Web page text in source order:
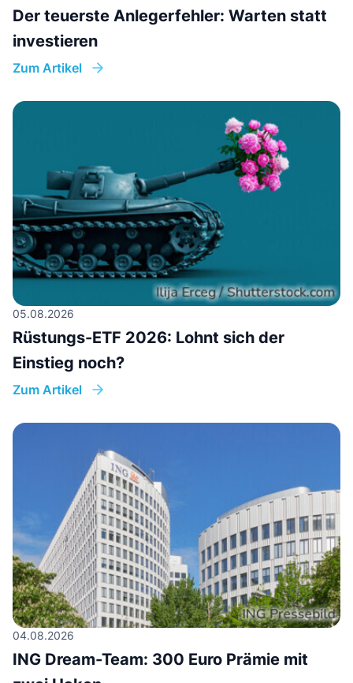
Der teuerste Anlegerfehler: Warten statt
investieren
Zum Artikel
05.08.2026
Rüstungs-ETF 2026: Lohnt sich der
Einstieg noch?
Zum Artikel
04.08.2026
ING Dream-Team: 300 Euro Prämie mit